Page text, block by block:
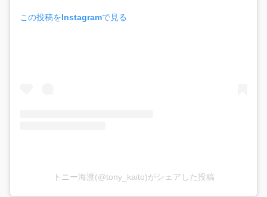
この投稿をInstagramで見る
トニー海渡(@tony_kaito)がシェアした投稿